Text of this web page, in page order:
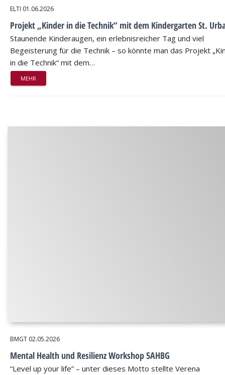
ELTI 01.06.2026
Projekt „Kinder in die Technik“ mit dem Kindergarten St.
Staunende Kinderaugen, ein erlebnisreicher Tag und viel
Begeisterung für die Technik – so könnte man das Projekt
in die Technik“ mit dem…
MEHR
BMGT 02.05.2026
Mental Health und Resilienz Workshop 5AHBG
“Level up your life” – unter dieses Motto stellte Verena